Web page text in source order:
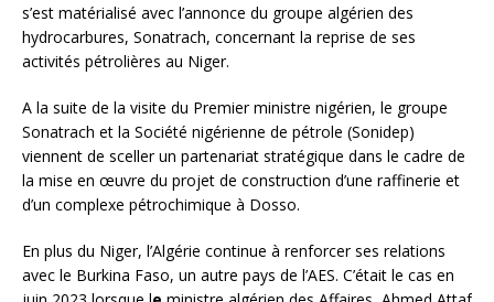
s’est matérialisé avec l’annonce du groupe algérien des
hydrocarbures, Sonatrach, concernant la reprise de ses
activités pétrolières au Niger.
A la suite de la visite du Premier ministre nigérien, le groupe
Sonatrach et la Société nigérienne de pétrole (Sonidep)
viennent de sceller un partenariat stratégique dans le cadre de
la mise en œuvre du projet de construction d’une raffinerie et
d’un complexe pétrochimique à Dosso.
En plus du Niger, l’Algérie continue à renforcer ses relations
avec le Burkina Faso, un autre pays de l’AES. C’était le cas en